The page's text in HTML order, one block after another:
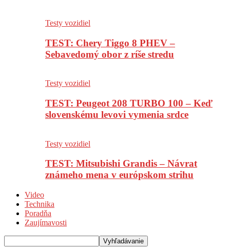
Testy vozidiel
TEST: Chery Tiggo 8 PHEV –
Sebavedomý obor z ríše stredu
Testy vozidiel
TEST: Peugeot 208 TURBO 100 – Keď
slovenskému levovi vymenia srdce
Testy vozidiel
TEST: Mitsubishi Grandis – Návrat
známeho mena v európskom strihu
Video
Technika
Poradňa
Zaujímavosti